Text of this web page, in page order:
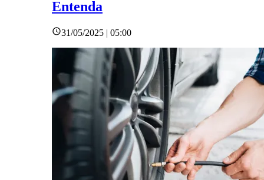
Entenda
31/05/2025 | 05:00